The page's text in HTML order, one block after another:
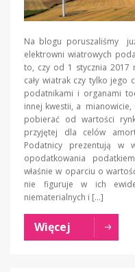
Na blogu poruszaliśmy
elektrowni wiatrowych
to, czy od 1 stycznia 2017
cały wiatrak czy tylko
podatnikami i organami
innej kwestii, a
pobierać od wartości
przyjętej dla celów
Podatnicy prezentują w
opodatkowania
właśnie w oparciu o
nie figuruje w ich
niematerialnych i […]
Więcej